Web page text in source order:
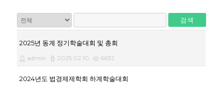
검색
2025년 동계 정기학술대회 및 총회
admin 2025.02.10 6632
2024년도 법경제제학회 하계학술대회